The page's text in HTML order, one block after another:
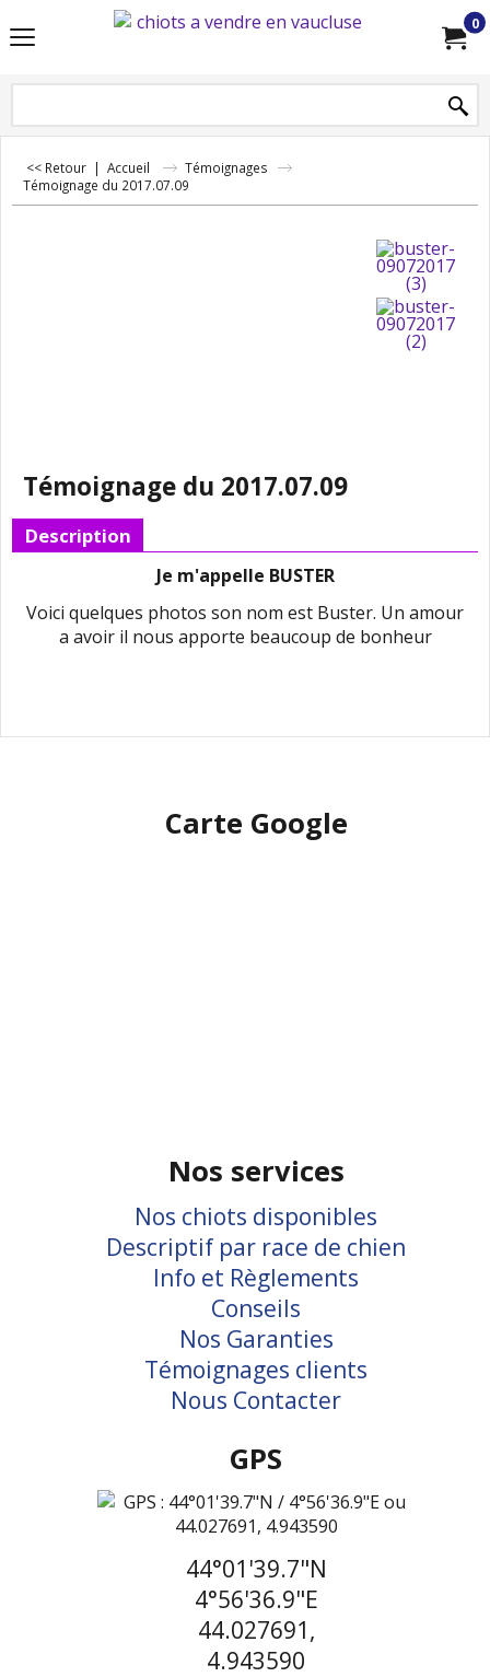
0
<< Retour | Accueil
Témoignages
Témoignage du 2017.07.09
Témoignage du 2017.07.09
Description
Je m'appelle BUSTER
Voici quelques photos son nom est Buster. Un amour
a avoir il nous apporte beaucoup de bonheur
Carte Google
Nos services
Nos chiots disponibles
Descriptif par race de chien
Info et Règlements
Conseils
Nos Garanties
Témoignages clients
Nous Contacter
GPS
44°01'39.7"N
4°56'36.9"E
44.027691,
4.943590